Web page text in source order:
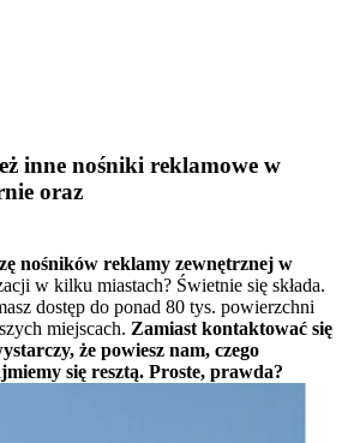
inne nośniki reklamowe w
oraz
nośników reklamy zewnętrznej w
w kilku miastach? Świetnie się składa.
dostęp do ponad 80 tys. powierzchni
miejscach. Zamiast kontaktować się
że powiesz nam, czego
się resztą. Proste, prawda?